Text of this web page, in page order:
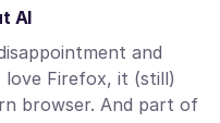
AI
and
Firefox, it (still)
browser. And part of